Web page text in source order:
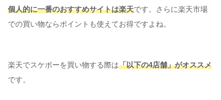
個人的に一番のおすすめサイトは楽天です。さらに楽天市場
での買い物ならポイントも使えてお得ですよね。
楽天でスケボーを買い物する際は「以下の4店舗」がオススメ
です。